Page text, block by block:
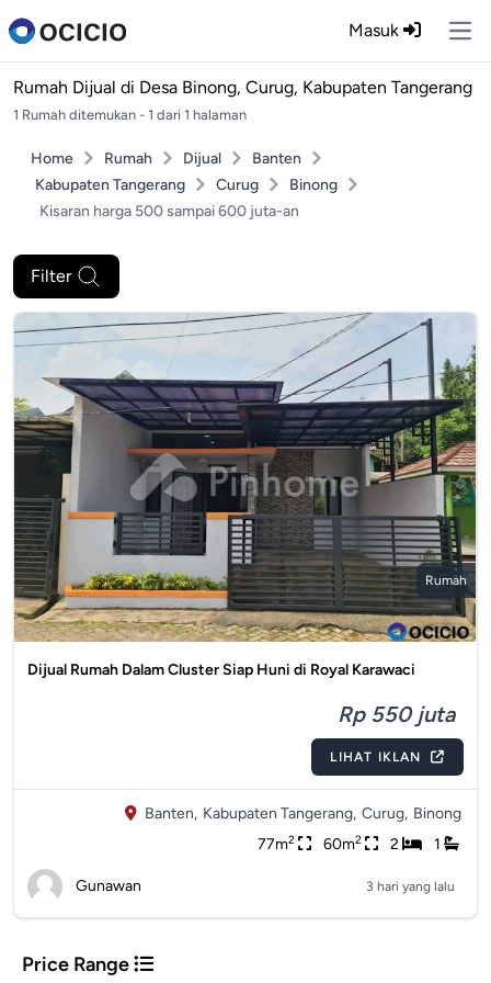
Masuk
Rumah Dijual di Desa Binong, Curug, Kabupaten Tangerang
1 Rumah ditemukan - 1 dari 1 halaman
Home Rumah Dijual
Banten
Kabupaten Tangerang
Curug
Binong
Kisaran harga 500 sampai 600 juta-an
Filter
Rumah
Dijual Rumah Dalam Cluster Siap Huni di Royal Karawaci
Rp 550 juta
LIHAT IKLAN
Banten, Kabupaten Tangerang, Curug, Binong
77m2 60m2 2 1
Gunawan 3 hari yang lalu
Price Range